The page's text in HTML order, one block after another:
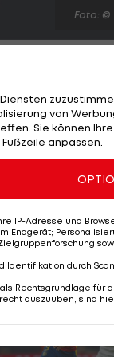
Foto: ©
Frauen zu
Schattauer
sich
davon bin
von
Sie können
anpassen.
IP-Adresse und
Endgerät;
Identifikation durch
Rechtsgrundlage für
auszuüben, sind